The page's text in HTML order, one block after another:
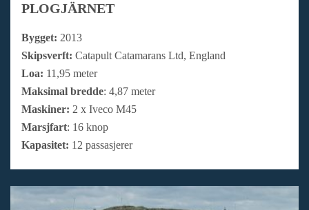
PLOGJÄRNET
Bygget: 2013
Skipsverft: Catapult Catamarans Ltd, England
Loa: 11,95 meter
Maksimal bredde: 4,87 meter
Maskiner: 2 x Iveco M45
Marsjfart: 16 knop
Kapasitet: 12 passasjerer